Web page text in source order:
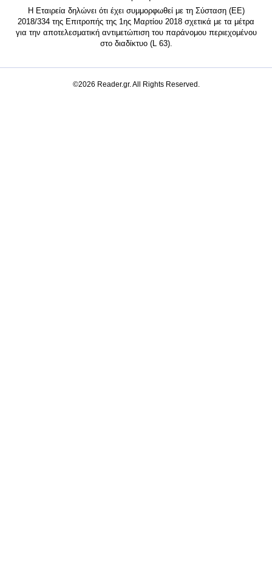
Η Εταιρεία δηλώνει ότι έχει συμμορφωθεί με τη Σύσταση (ΕΕ)
2018/334 της Επιτροπής της 1ης Μαρτίου 2018 σχετικά με τα μέτρα
για την αποτελεσματική αντιμετώπιση του παράνομου περιεχομένου
στο διαδίκτυο (L 63).
©2026 Reader.gr. All Rights Reserved.